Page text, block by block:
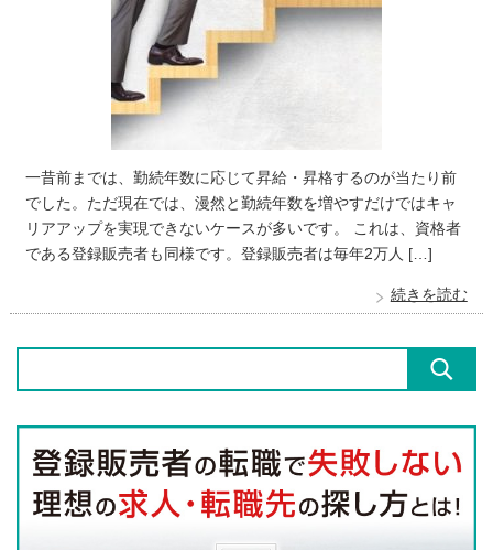
一昔前までは、勤続年数に応じて昇給・昇格するのが当たり前
でした。ただ現在では、漫然と勤続年数を増やすだけではキャ
リアアップを実現できないケースが多いです。 これは、資格者
である登録販売者も同様です。登録販売者は毎年2万人 […]
続きを読む